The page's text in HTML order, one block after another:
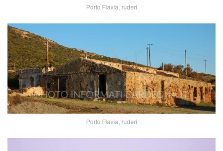
Porto Flavia, ruderi
Porto Flavia, ruderi